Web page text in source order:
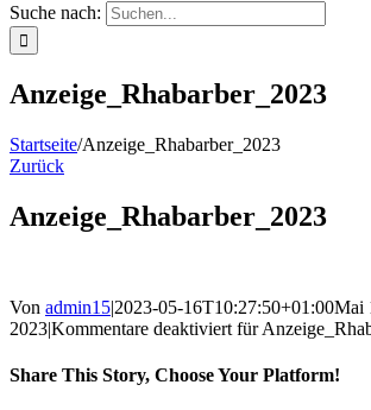
Suche nach:
Anzeige_Rhabarber_2023
Startseite/Anzeige_Rhabarber_2023
Zurück
Anzeige_Rhabarber_2023
Von admin15|2023-05-16T10:27:50+01:00Mai
2023|Kommentare deaktiviert für
Share This Story, Choose Your Platform!